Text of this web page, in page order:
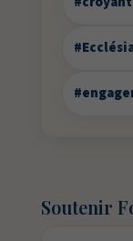
Soutenir